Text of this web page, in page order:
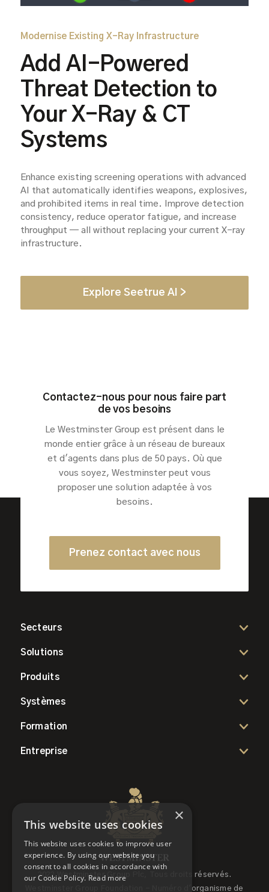
Modernise Existing X-Ray Infrastructure
Add AI-Powered
Threat Detection to
Your X-Ray & CT
Systems
Enhance existing screening operations with advanced
AI that automatically identifies weapons, explosives,
and prohibited items in real time. Improve detection
consistency, reduce operator fatigue, and increase
throughput — all without replacing your current X-ray
infrastructure.
Explore Seetrue AI >
Contactez-nous pour nous faire part
de vos besoins
Le Westminster Group est présent dans le
monde entier grâce à un réseau de bureaux
et d'agents dans plus de 50 pays. Où que
vous soyez, Westminster peut vous
proposer une solution adaptée à vos
besoins.
Prenez contact avec nous
Secteurs
Solutions
Produits
Systèmes
Formation
Entreprise
2022 Westminster Group Plc, Tous droits réservés.
Westminster Group Foundation - Numéro d'organisme de
×
This website uses cookies
This website uses cookies to improve user
experience. By using our website you
consent to all cookies in accordance with
our Cookie Policy. Read more